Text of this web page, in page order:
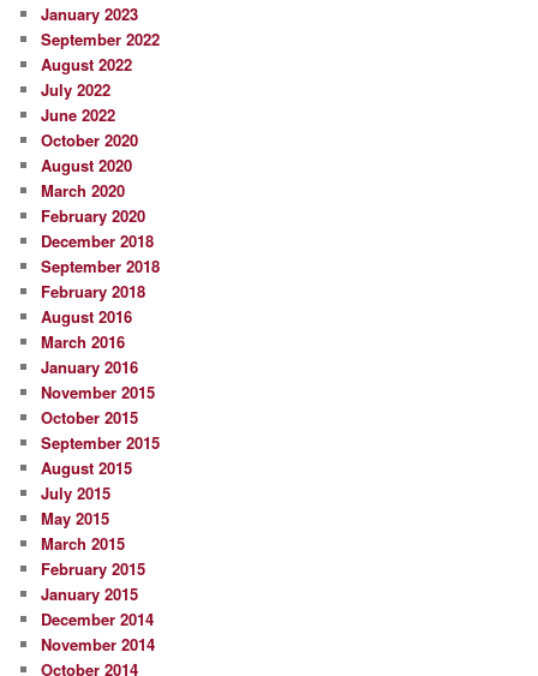
January 2023
September 2022
August 2022
July 2022
June 2022
October 2020
August 2020
March 2020
February 2020
December 2018
September 2018
February 2018
August 2016
March 2016
January 2016
November 2015
October 2015
September 2015
August 2015
July 2015
May 2015
March 2015
February 2015
January 2015
December 2014
November 2014
October 2014